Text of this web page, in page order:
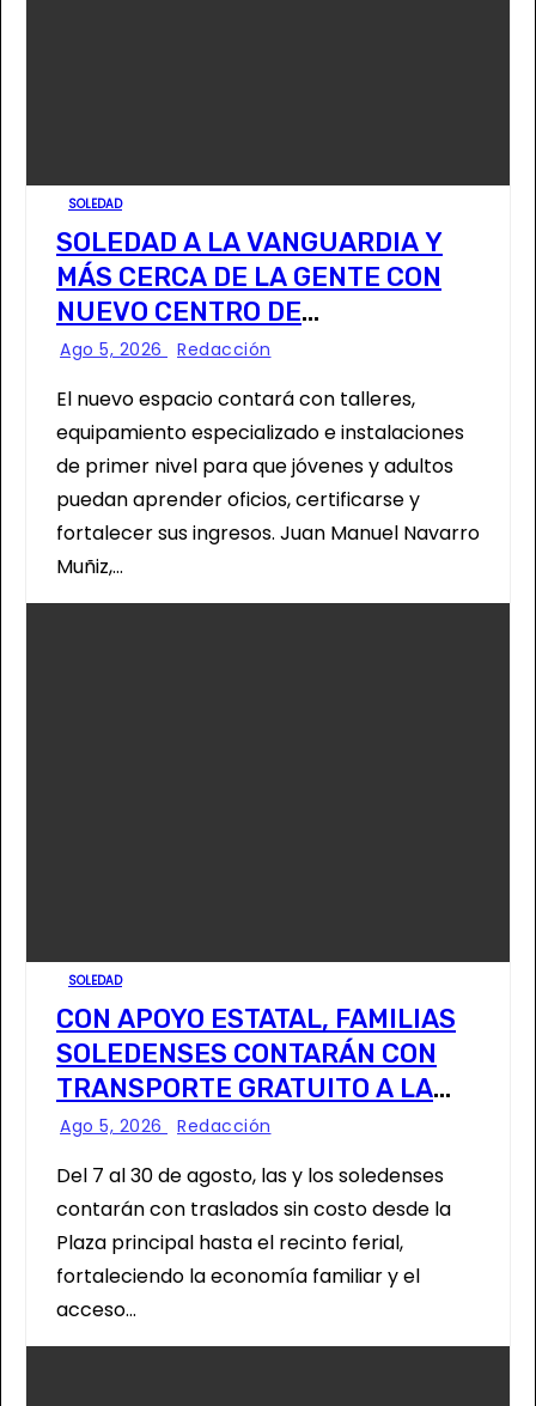
SOLEDAD
SOLEDAD A LA VANGUARDIA Y
MÁS CERCA DE LA GENTE CON
NUEVO CENTRO DE
CAPACITACIÓN: NAVARRO MUÑIZ
Ago 5, 2026 Redacción
El nuevo espacio contará con talleres,
equipamiento especializado e instalaciones
de primer nivel para que jóvenes y adultos
puedan aprender oficios, certificarse y
fortalecer sus ingresos. Juan Manuel Navarro
Muñiz,…
SOLEDAD
CON APOYO ESTATAL, FAMILIAS
SOLEDENSES CONTARÁN CON
TRANSPORTE GRATUITO A LA
FENAPO
Ago 5, 2026 Redacción
Del 7 al 30 de agosto, las y los soledenses
contarán con traslados sin costo desde la
Plaza principal hasta el recinto ferial,
fortaleciendo la economía familiar y el
acceso…